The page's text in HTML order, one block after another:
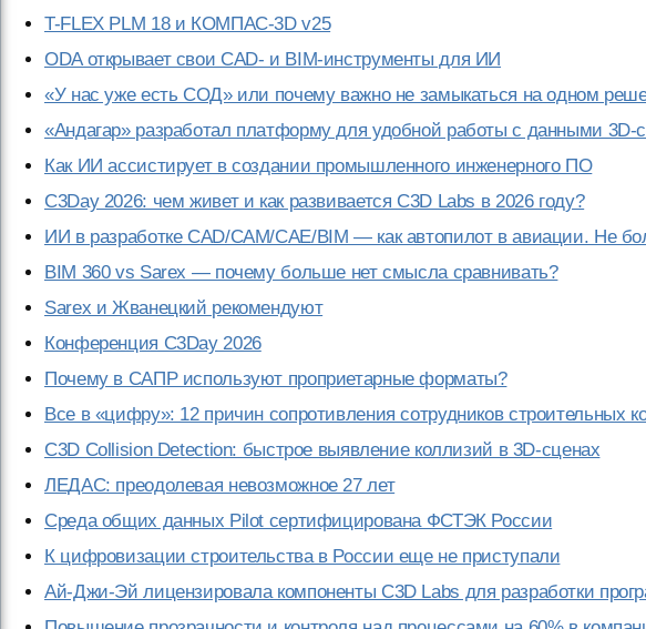
T-FLEX PLM 18 и КОМПАС-3D v25
ODA открывает свои CAD- и BIM-инструменты для ИИ
«У нас уже есть СОД» или почему важно не замыкаться на одном
«Андагар» разработал платформу для удобной работы с данными 3D-
Как ИИ ассистирует в создании промышленного инженерного ПО
C3Day 2026: чем живет и как развивается C3D Labs в 2026 году?
ИИ в разработке CAD/CAM/CAE/BIM — как автопилот в авиации. Не
BIM 360 vs Sarex — почему больше нет смысла сравнивать?
Sarex и Жванецкий рекомендуют
Конференция C3Day 2026
Почему в САПР используют проприетарные форматы?
Все в «цифру»: 12 причин сопротивления сотрудников строительных
C3D Collision Detection: быстрое выявление коллизий в 3D-сценах
ЛЕДАС: преодолевая невозможное 27 лет
Cреда общих данных Pilot сертифицирована ФСТЭК России
К цифровизации строительства в России еще не приступали
Ай-Джи-Эй лицензировала компоненты C3D Labs для разработки